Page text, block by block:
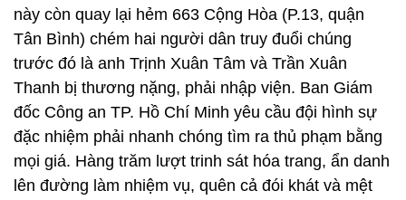
này còn quay lại hẻm 663 Cộng Hòa (P.13, quận
Tân Bình) chém hai người dân truy đuổi chúng
trước đó là anh Trịnh Xuân Tâm và Trần Xuân
Thanh bị thương nặng, phải nhập viện. Ban Giám
đốc Công an TP. Hồ Chí Minh yêu cầu đội hình sự
đặc nhiệm phải nhanh chóng tìm ra thủ phạm bằng
mọi giá. Hàng trăm lượt trinh sát hóa trang, ẩn danh
lên đường làm nhiệm vụ, quên cả đói khát và mệt